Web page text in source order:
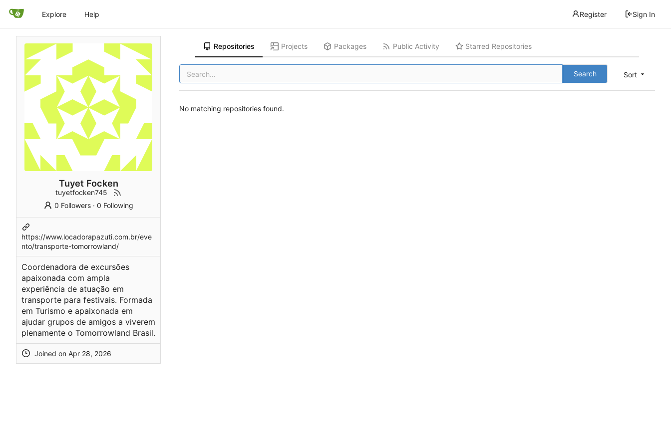
Explore Help Register Sign In
Tuyet Focken
tuyetfocken745
0 Followers· 0 Following
https://www.locadorapazuti.com.br/eve
nto/transporte-tomorrowland/
Coordenadora de excursões
apaixonada com ampla
experiência de atuação em
transporte para festivais. Formada
em Turismo e apaixonada em
ajudar grupos de amigos a viverem
plenamente o Tomorrowland Brasil.
Joined on
Repositories Projects Packages Public Activity Starred Repositories
Sort
Search
No matching repositories found.